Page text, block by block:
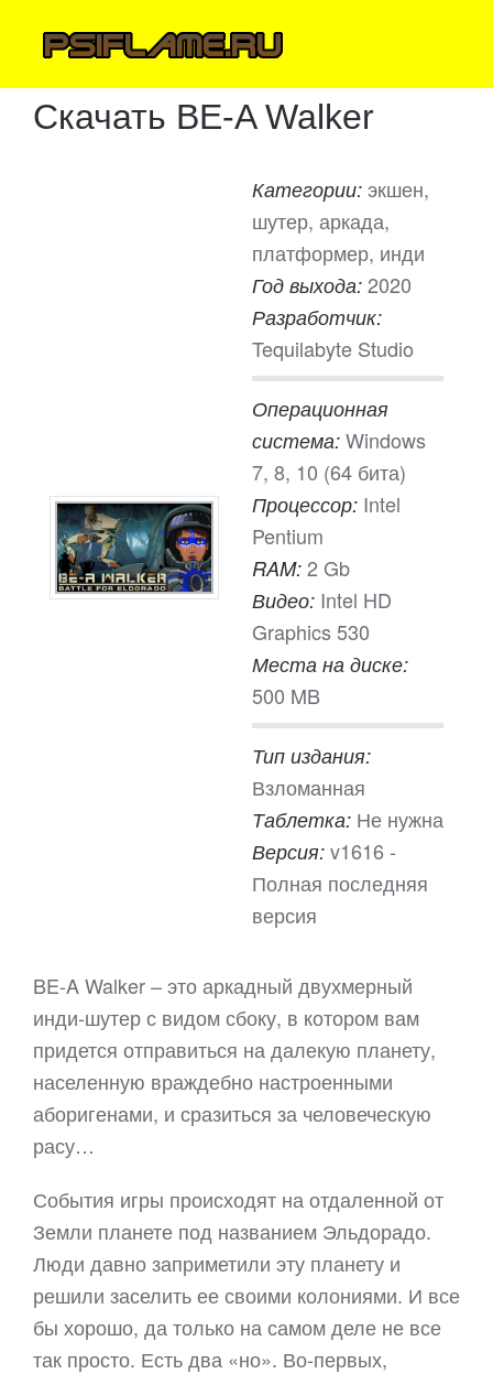
Скачать BE-A Walker
Категории: экшен,
шутер, аркада,
платформер, инди
Год выхода: 2020
Разработчик:
Tequilabyte Studio
Операционная
система: Windows
7, 8, 10 (64 бита)
Процессор: Intel
Pentium
RAM: 2 Gb
Видео: Intel HD
Graphics 530
Места на диске:
500 MB
Тип издания:
Взломанная
Таблетка: Не нужна
Версия: v1616 -
Полная последняя
версия
BE-A Walker – это аркадный двухмерный
инди-шутер с видом сбоку, в котором вам
придется отправиться на далекую планету,
населенную враждебно настроенными
аборигенами, и сразиться за человеческую
расу…
События игры происходят на отдаленной от
Земли планете под названием Эльдорадо.
Люди давно заприметили эту планету и
решили заселить ее своими колониями. И все
бы хорошо, да только на самом деле не все
так просто. Есть два «но». Во-первых,